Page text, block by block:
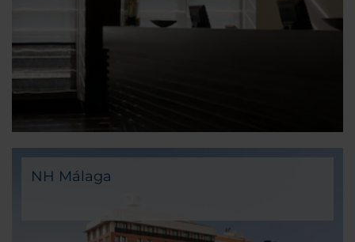
NH Málaga